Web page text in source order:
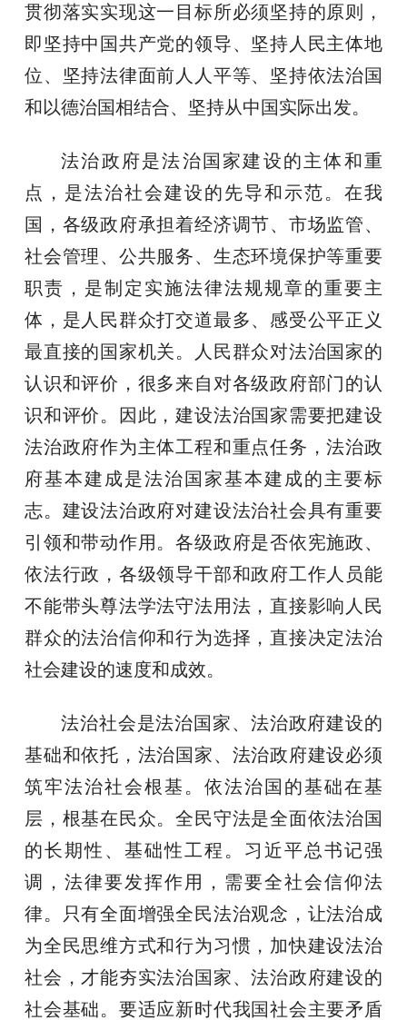
贯彻落实实现这一目标所必须坚持的原则，
即坚持中国共产党的领导、坚持人民主体地
位、坚持法律面前人人平等、坚持依法治国
和以德治国相结合、坚持从中国实际出发。
法治政府是法治国家建设的主体和重
点，是法治社会建设的先导和示范。在我
国，各级政府承担着经济调节、市场监管、
社会管理、公共服务、生态环境保护等重要
职责，是制定实施法律法规规章的重要主
体，是人民群众打交道最多、感受公平正义
最直接的国家机关。人民群众对法治国家的
认识和评价，很多来自对各级政府部门的认
识和评价。因此，建设法治国家需要把建设
法治政府作为主体工程和重点任务，法治政
府基本建成是法治国家基本建成的主要标
志。建设法治政府对建设法治社会具有重要
引领和带动作用。各级政府是否依宪施政、
依法行政，各级领导干部和政府工作人员能
不能带头尊法学法守法用法，直接影响人民
群众的法治信仰和行为选择，直接决定法治
社会建设的速度和成效。
法治社会是法治国家、法治政府建设的
基础和依托，法治国家、法治政府建设必须
筑牢法治社会根基。依法治国的基础在基
层，根基在民众。全民守法是全面依法治国
的长期性、基础性工程。习近平总书记强
调，法律要发挥作用，需要全社会信仰法
律。只有全面增强全民法治观念，让法治成
为全民思维方式和行为习惯，加快建设法治
社会，才能夯实法治国家、法治政府建设的
社会基础。要适应新时代我国社会主要矛盾